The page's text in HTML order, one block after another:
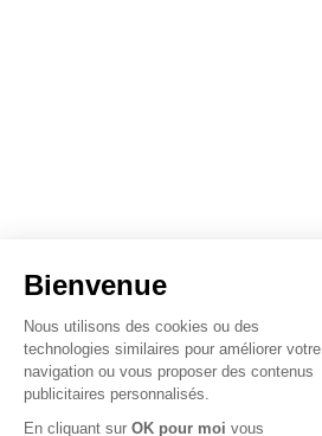
Bienvenue
Nous utilisons des cookies ou des
technologies similaires pour améliorer votre
navigation ou vous proposer des contenus
publicitaires personnalisés.
En cliquant sur OK pour moi vous